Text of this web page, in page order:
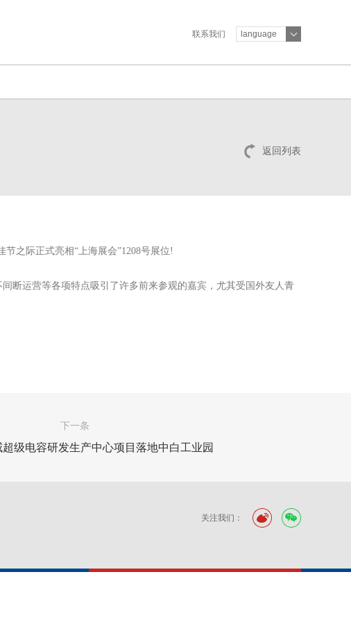
联系我们 language
返回列表
之际正式亮相“上海展会”1208号展位!
断运营等各项特点吸引了许多前来参观的嘉宾，尤其受国外友人青
下一条
级电容研发生产中心项目落地中白工业园
关注我们：